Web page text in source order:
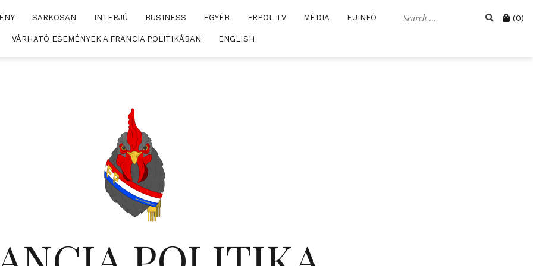
Search Cart
(0)
SARKOSAN INTERJÚ BUSINESS EGYÉB FRPOL TV MÉDIA EUINFÓ
VÁRHATÓ ESEMÉNYEK A FRANCIA POLITIKÁBAN ENGLISH